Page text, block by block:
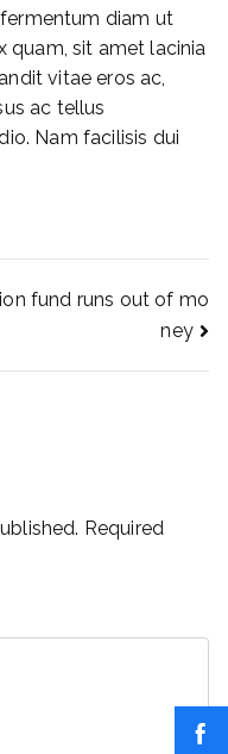
diam ut
quam, sit amet lacinia
vitae eros ac,
ac tellus
Nam facilisis dui
fund runs out of mo
ney
Required